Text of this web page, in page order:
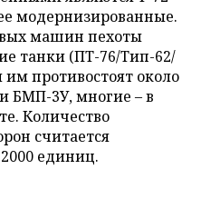
модернизированные.
машин пехоты
танки (ПТ-76/Тип-62/
противостоят около
БМП-3У, многие – в
Количество
считается
единиц.